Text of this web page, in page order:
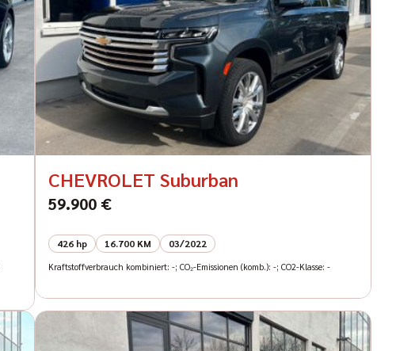
CHEVROLET Suburban
59.900 €
426 hp 16.700 KM 03/2022
Kraftstoffverbrauch kombiniert: -; CO₂-Emissionen (komb.): -; CO2-Klasse: -